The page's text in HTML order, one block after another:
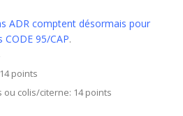
ADR comptent désormais pour
95/CAP.
points
colis/citerne: 14 points